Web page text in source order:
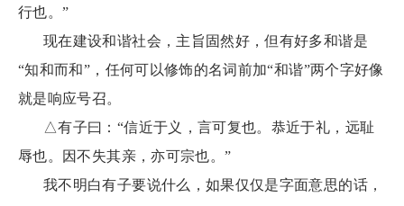
行也。”
现在建设和谐社会，主旨固然好，但有好多和谐是
“知和而和”，任何可以修饰的名词前加“和谐”两个字好像
就是响应号召。
△有子曰：“信近于义，言可复也。恭近于礼，远耻
辱也。因不失其亲，亦可宗也。”
我不明白有子要说什么，如果仅仅是字面意思的话，